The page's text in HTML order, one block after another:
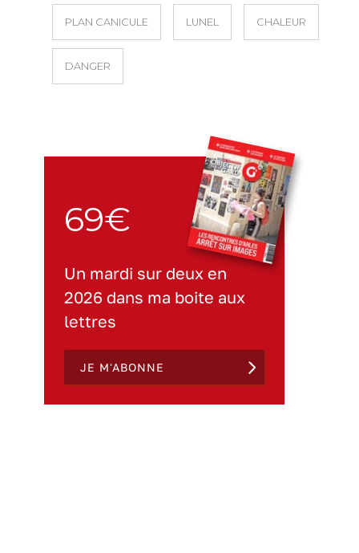
PLAN CANICULE LUNEL CHALEUR
DANGER
69€
Un mardi sur deux en
2026 dans ma boite aux
lettres
JE M'ABONNE